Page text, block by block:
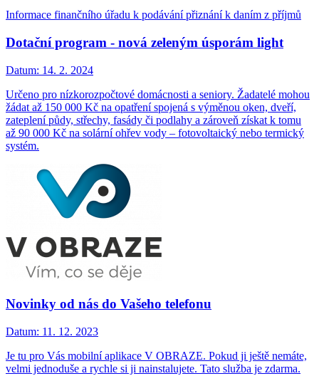
Informace finančního úřadu k podávání přiznání k daním z příjmů
Dotační program - nová zeleným úsporám light
Datum: 14. 2. 2024
Určeno pro nízkorozpočtové domácnosti a seniory. Žadatelé mohou
žádat až 150 000 Kč na opatření spojená s výměnou oken, dveří,
zateplení půdy, střechy, fasády či podlahy a zároveň získat k tomu
až 90 000 Kč na solární ohřev vody – fotovoltaický nebo termický
systém.
Novinky od nás do Vašeho telefonu
Datum: 11. 12. 2023
Je tu pro Vás mobilní aplikace V OBRAZE. Pokud ji ještě nemáte,
velmi jednoduše a rychle si ji nainstalujete. Tato služba je zdarma.